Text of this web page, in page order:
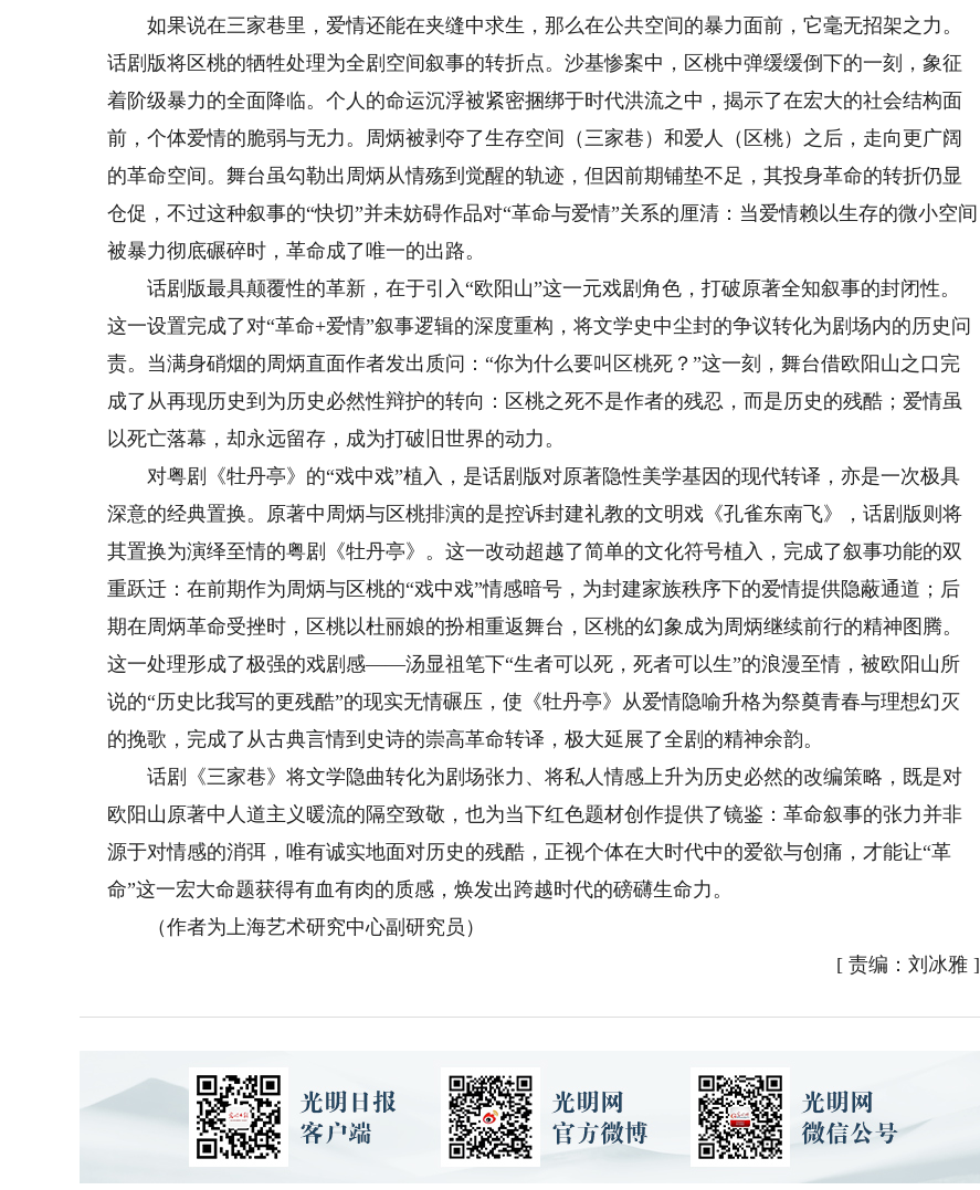
如果说在三家巷里，爱情还能在夹缝中求生，那么在公共空间的暴力面前，它毫无招架之力。
话剧版将区桃的牺牲处理为全剧空间叙事的转折点。沙基惨案中，区桃中弹缓缓倒下的一刻，象征
着阶级暴力的全面降临。个人的命运沉浮被紧密捆绑于时代洪流之中，揭示了在宏大的社会结构面
前，个体爱情的脆弱与无力。周炳被剥夺了生存空间（三家巷）和爱人（区桃）之后，走向更广阔
的革命空间。舞台虽勾勒出周炳从情殇到觉醒的轨迹，但因前期铺垫不足，其投身革命的转折仍显
仓促，不过这种叙事的“快切”并未妨碍作品对“革命与爱情”关系的厘清：当爱情赖以生存的微小空间
被暴力彻底碾碎时，革命成了唯一的出路。
话剧版最具颠覆性的革新，在于引入“欧阳山”这一元戏剧角色，打破原著全知叙事的封闭性。
这一设置完成了对“革命+爱情”叙事逻辑的深度重构，将文学史中尘封的争议转化为剧场内的历史问
责。当满身硝烟的周炳直面作者发出质问：“你为什么要叫区桃死？”这一刻，舞台借欧阳山之口完
成了从再现历史到为历史必然性辩护的转向：区桃之死不是作者的残忍，而是历史的残酷；爱情虽
以死亡落幕，却永远留存，成为打破旧世界的动力。
对粤剧《牡丹亭》的“戏中戏”植入，是话剧版对原著隐性美学基因的现代转译，亦是一次极具
深意的经典置换。原著中周炳与区桃排演的是控诉封建礼教的文明戏《孔雀东南飞》，话剧版则将
其置换为演绎至情的粤剧《牡丹亭》。这一改动超越了简单的文化符号植入，完成了叙事功能的双
重跃迁：在前期作为周炳与区桃的“戏中戏”情感暗号，为封建家族秩序下的爱情提供隐蔽通道；后
期在周炳革命受挫时，区桃以杜丽娘的扮相重返舞台，区桃的幻象成为周炳继续前行的精神图腾。
这一处理形成了极强的戏剧感——汤显祖笔下“生者可以死，死者可以生”的浪漫至情，被欧阳山所
说的“历史比我写的更残酷”的现实无情碾压，使《牡丹亭》从爱情隐喻升格为祭奠青春与理想幻灭
的挽歌，完成了从古典言情到史诗的崇高革命转译，极大延展了全剧的精神余韵。
话剧《三家巷》将文学隐曲转化为剧场张力、将私人情感上升为历史必然的改编策略，既是对
欧阳山原著中人道主义暖流的隔空致敬，也为当下红色题材创作提供了镜鉴：革命叙事的张力并非
源于对情感的消弭，唯有诚实地面对历史的残酷，正视个体在大时代中的爱欲与创痛，才能让“革
命”这一宏大命题获得有血有肉的质感，焕发出跨越时代的磅礴生命力。
（作者为上海艺术研究中心副研究员）
[ 责编：刘冰雅 ]